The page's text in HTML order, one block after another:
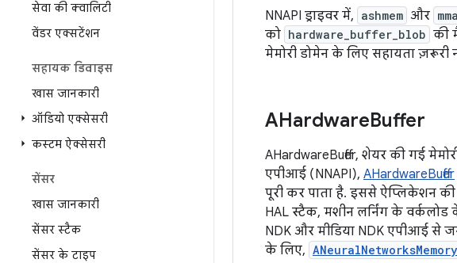
सेवा की क्वालिटी
वेंडर एक्सटेंशन
सहायक डिवाइस
खास जानकारी
ऑडियो एक्सेसरी
कस्टम ऐक्सेसरी
सेंसर
खास जानकारी
सेंसर स्टैक
सेंसर के टाइप
NNAPI ड्राइवर में, ashmem और
को hardware_buffer_blob की
मेमोरी डोमेन के लिए सहायता ज़रूरी
AHardwareBuffer
AHardwareBuffer, शेयर की गई
एपीआई (NNAPI), AHardwareBuffer
पूरी कर पाता है. इससे ऐप्लिकेशन
HAL स्टैक, मशीन लर्निंग के
NDK और मीडिया NDK एपीआई से
के लिए,